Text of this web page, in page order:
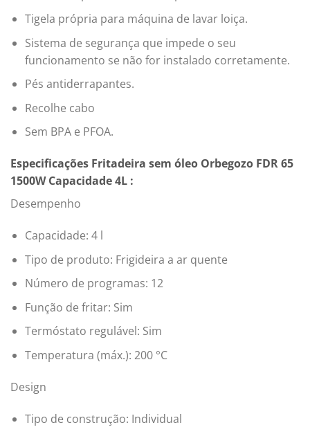
Tigela própria para máquina de lavar loiça.
Sistema de segurança que impede o seu
funcionamento se não for instalado corretamente.
Pés antiderrapantes.
Recolhe cabo
Sem BPA e PFOA.
Especificações Fritadeira sem óleo Orbegozo FDR 65
1500W Capacidade 4L :
Desempenho
Capacidade: 4 l
Tipo de produto: Frigideira a ar quente
Número de programas: 12
Função de fritar: Sim
Termóstato regulável: Sim
Temperatura (máx.): 200 °C
Design
Tipo de construção: Individual